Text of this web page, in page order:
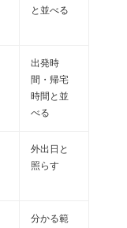
と並べる
出発時
間・帰宅
時間と並
べる
外出日と
照らす
分かる範